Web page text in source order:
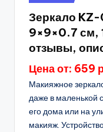
в
Зеркало KZ-
9×9×0.7 см,
отзывы,
Цена от: 659
Макияжное
даже в маленькой
его дома или на
макияж.